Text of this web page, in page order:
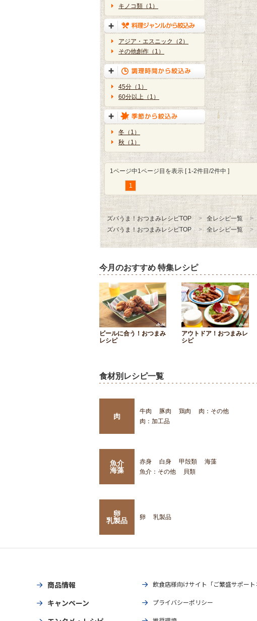
キノコ類（1）
アジア・エスニック（2）
その他創作（1）
45分（1）
60分以上（1）
冬（1）
秋（1）
1ページ中1ページ目を表示 [ 1-2件目/2件中 ]
1
ズバうま！おつまみレシピTOP 全レシピ一覧
ズバうま！おつまみレシピTOP
全レシピ一覧
今月のおすすめ 特集レシピ
ビールに合う！おつまみ
レシピ
アウトドア！おつまみレ
シピ
食材別レシピ一覧
肉
牛肉 豚肉 鶏肉
肉：その他
肉：加工品
魚介
海藻
赤身 白身 甲殻類
海藻
魚介：その他
貝類
卵
乳製品
卵 乳製品
商品情報
キャンペーン
飲食店様向けサイト「ご繁盛サポート
プライバシーポリシー